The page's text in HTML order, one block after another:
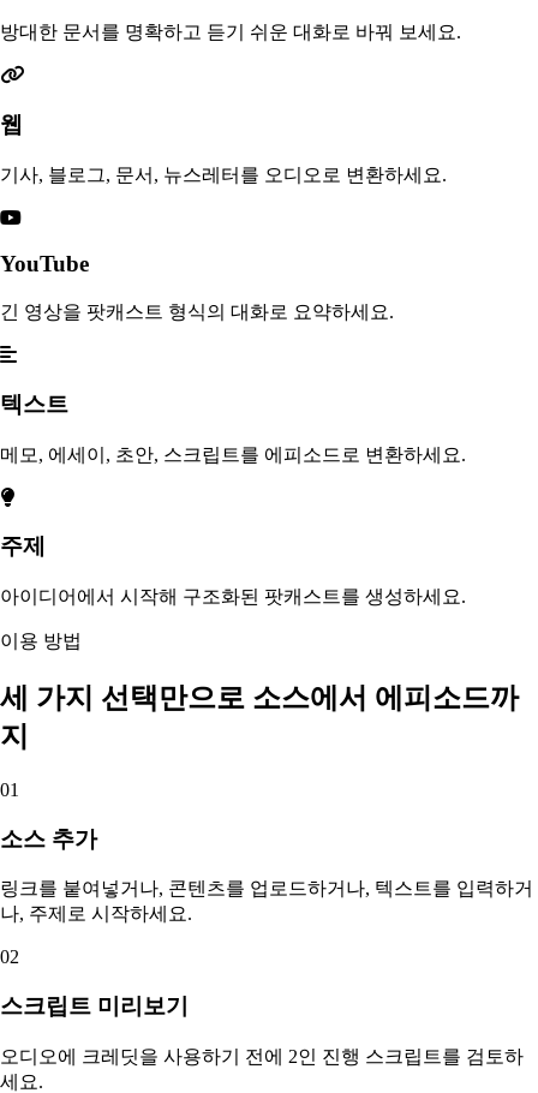
방대한 문서를 명확하고 듣기 쉬운 대화로 바꿔 보세요.
웹
기사, 블로그, 문서, 뉴스레터를 오디오로 변환하세요.
YouTube
긴 영상을 팟캐스트 형식의 대화로 요약하세요.
텍스트
메모, 에세이, 초안, 스크립트를 에피소드로 변환하세요.
주제
아이디어에서 시작해 구조화된 팟캐스트를 생성하세요.
이용 방법
세 가지 선택만으로 소스에서 에피소드까
지
01
소스 추가
링크를 붙여넣거나, 콘텐츠를 업로드하거나, 텍스트를 입력하거
나, 주제로 시작하세요.
02
스크립트 미리보기
오디오에 크레딧을 사용하기 전에 2인 진행 스크립트를 검토하
세요.